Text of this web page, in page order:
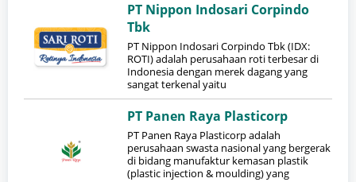
PT Nippon Indosari Corpindo
Tbk
PT Nippon Indosari Corpindo Tbk (IDX:
ROTI) adalah perusahaan roti terbesar di
Indonesia dengan merek dagang yang
sangat terkenal yaitu
PT Panen Raya Plasticorp
PT Panen Raya Plasticorp adalah
perusahaan swasta nasional yang bergerak
di bidang manufaktur kemasan plastik
(plastic injection & moulding) yang